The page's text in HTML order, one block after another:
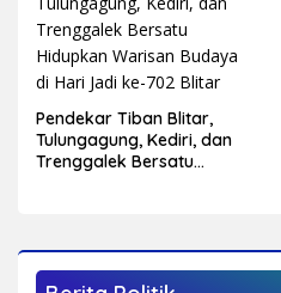
Pendekar Tiban Blitar,
Tulungagung, Kediri, dan
Trenggalek Bersatu